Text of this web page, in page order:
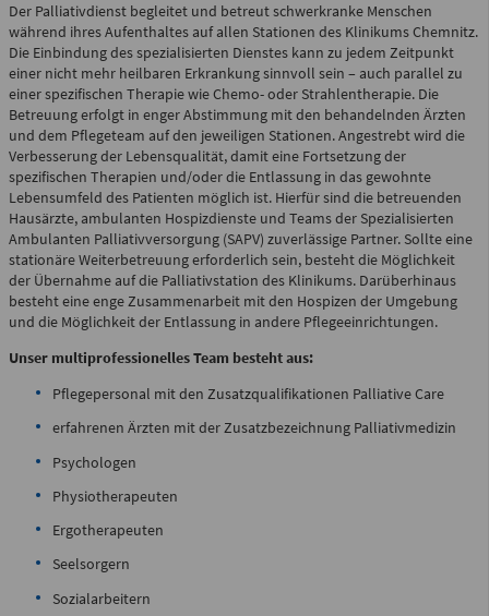
Für Erwachsene:
0371 - 333 12600
(Haus 2)
Für Kinder:
0371 - 333 12200
(Haus 8)
Zentrale Notaufnahme
(0 bis 24 Uhr)
Für alle dringenden und lebensbedrohlichen medizinischen
Telefon
0371 - 333 35500
Notfall-Cardio-Hotline
Der Palliativdienst begleitet und betreut schwerkranke Menschen
während ihres Aufenthaltes auf allen Stationen des Klinikums Chemnitz.
Die Einbindung des spezialisierten Dienstes kann zu jedem Zeitpunkt
einer nicht mehr heilbaren Erkrankung sinnvoll sein – auch parallel zu
einer spezifischen Therapie wie Chemo- oder Strahlentherapie. Die
Betreuung erfolgt in enger Abstimmung mit den behandelnden Ärzten
und dem Pflegeteam auf den jeweiligen Stationen. Angestrebt wird die
Verbesserung der Lebensqualität, damit eine Fortsetzung der
spezifischen Therapien und/oder die Entlassung in das gewohnte
Lebensumfeld des Patienten möglich ist. Hierfür sind die betreuenden
Hausärzte, ambulanten Hospizdienste und Teams der Spezialisierten
Ambulanten Palliativversorgung (SAPV) zuverlässige Partner. Sollte eine
stationäre Weiterbetreuung erforderlich sein, besteht die Möglichkeit
der Übernahme auf die Palliativstation des Klinikums. Darüberhinaus
besteht eine enge Zusammenarbeit mit den Hospizen der Umgebung
und die Möglichkeit der Entlassung in andere Pflegeeinrichtungen.
Unser multiprofessionelles Team besteht aus:
Pflegepersonal mit den Zusatzqualifikationen Palliative Care
erfahrenen Ärzten mit der Zusatzbezeichnung Palliativmedizin
Psychologen
Physiotherapeuten
Ergotherapeuten
Seelsorgern
Sozialarbeitern